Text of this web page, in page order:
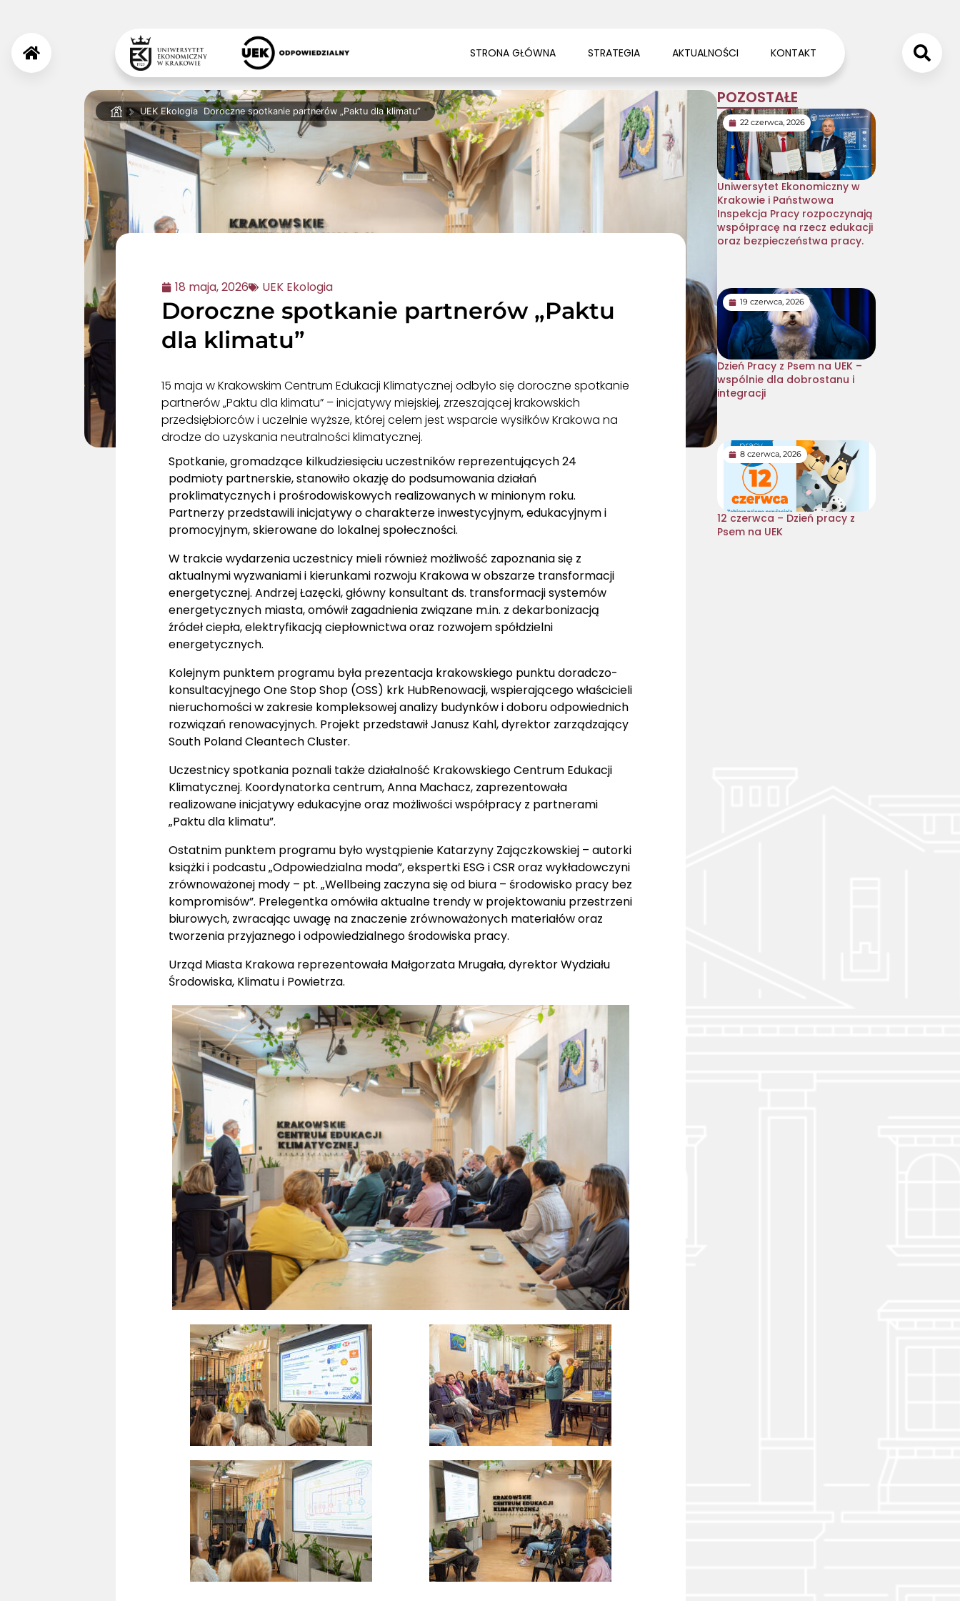
STRONA GŁÓWNA STRATEGIA AKTUALNOŚCI KONTAKT
UEK Ekologia Doroczne spotkanie partnerów „Paktu dla klimatu”
18 maja, 2026 UEK Ekologia
Doroczne spotkanie partnerów „Paktu
dla klimatu”
15 maja w Krakowskim Centrum Edukacji Klimatycznej odbyło się doroczne spotkanie
partnerów „Paktu dla klimatu” – inicjatywy miejskiej, zrzeszającej krakowskich
przedsiębiorców i uczelnie wyższe, której celem jest wsparcie wysiłków Krakowa na
drodze do uzyskania neutralności klimatycznej.
Spotkanie, gromadzące kilkudziesięciu uczestników reprezentujących 24
podmioty partnerskie, stanowiło okazję do podsumowania działań
proklimatycznych i prośrodowiskowych realizowanych w minionym roku.
Partnerzy przedstawili inicjatywy o charakterze inwestycyjnym, edukacyjnym i
promocyjnym, skierowane do lokalnej społeczności.
W trakcie wydarzenia uczestnicy mieli również możliwość zapoznania się z
aktualnymi wyzwaniami i kierunkami rozwoju Krakowa w obszarze transformacji
energetycznej. Andrzej Łazęcki, główny konsultant ds. transformacji systemów
energetycznych miasta, omówił zagadnienia związane m.in. z dekarbonizacją
źródeł ciepła, elektryfikacją ciepłownictwa oraz rozwojem spółdzielni
energetycznych.
Kolejnym punktem programu była prezentacja krakowskiego punktu doradczo-
konsultacyjnego One Stop Shop (OSS) krk HubRenowacji, wspierającego właścicieli
nieruchomości w zakresie kompleksowej analizy budynków i doboru odpowiednich
rozwiązań renowacyjnych. Projekt przedstawił Janusz Kahl, dyrektor zarządzający
South Poland Cleantech Cluster.
Uczestnicy spotkania poznali także działalność Krakowskiego Centrum Edukacji
Klimatycznej. Koordynatorka centrum, Anna Machacz, zaprezentowała
realizowane inicjatywy edukacyjne oraz możliwości współpracy z partnerami
„Paktu dla klimatu”.
Ostatnim punktem programu było wystąpienie Katarzyny Zajączkowskiej – autorki
książki i podcastu „Odpowiedzialna moda”, ekspertki ESG i CSR oraz wykładowczyni
zrównoważonej mody – pt. „Wellbeing zaczyna się od biura – środowisko pracy bez
kompromisów”. Prelegentka omówiła aktualne trendy w projektowaniu przestrzeni
biurowych, zwracając uwagę na znaczenie zrównoważonych materiałów oraz
tworzenia przyjaznego i odpowiedzialnego środowiska pracy.
Urząd Miasta Krakowa reprezentowała Małgorzata Mrugała, dyrektor Wydziału
Środowiska, Klimatu i Powietrza.
POZOSTAŁE
22 czerwca, 2026
Uniwersytet Ekonomiczny w
Krakowie i Państwowa
Inspekcja Pracy rozpoczynają
współpracę na rzecz edukacji
oraz bezpieczeństwa pracy.
19 czerwca, 2026
Dzień Pracy z Psem na UEK –
wspólnie dla dobrostanu i
integracji
8 czerwca, 2026
12 czerwca – Dzień pracy z
Psem na UEK